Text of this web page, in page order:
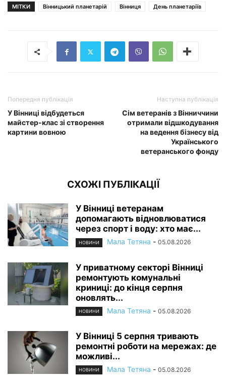
МІТКИ Вінницький планетарій Вінниця День планетаріїв
Попередня публікація
У Вінниці відбудеться
майстер-клас зі створення
картини вовною
Наступна публікація
Сім ветеранів з Вінниччини
отримали відшкодування
на ведення бізнесу від
Українського
ветеранського фонду
СХОЖІ ПУБЛІКАЦІЇ
У Вінниці ветеранам
допомагають відновлюватися
через спорт і воду: хто має...
НОВИНИ Мала Тетяна - 05.08.2026
У приватному секторі Вінниці
ремонтують комунальні
криниці: до кінця серпня
оновлять...
НОВИНИ Мала Тетяна - 05.08.2026
У Вінниці 5 серпня тривають
ремонтні роботи на мережах: де
можливі...
НОВИНИ Мала Тетяна - 05.08.2026